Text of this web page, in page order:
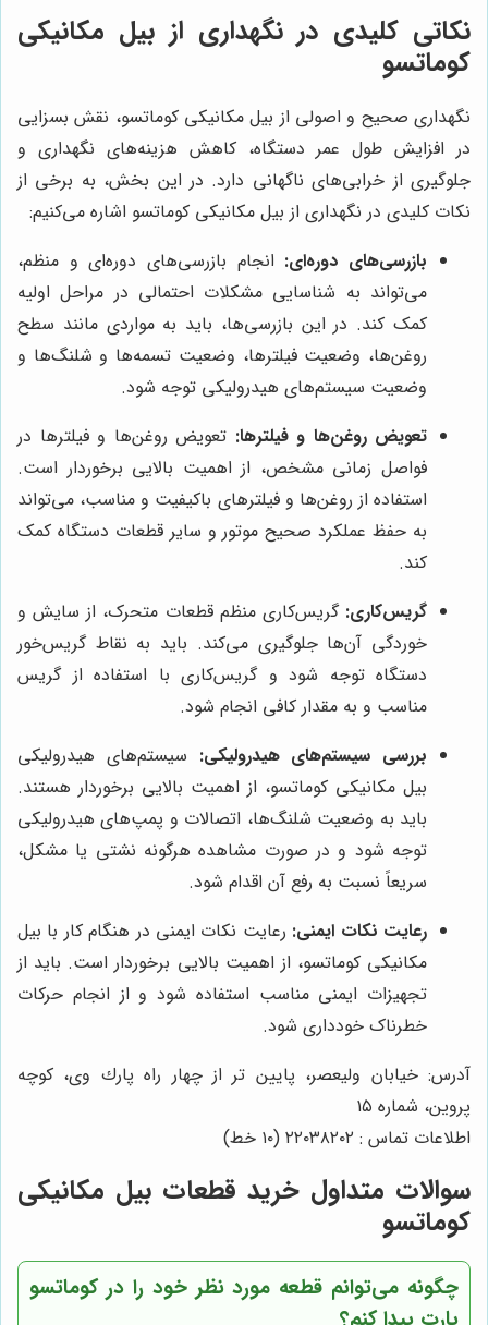
نکاتی کلیدی در نگهداری از بیل مکانیکی
کوماتسو
نگهداری صحیح و اصولی از بیل مکانیکی کوماتسو، نقش بسزایی
در افزایش طول عمر دستگاه، کاهش هزینه‌های نگهداری و
جلوگیری از خرابی‌های ناگهانی دارد. در این بخش، به برخی از
نکات کلیدی در نگهداری از بیل مکانیکی کوماتسو اشاره می‌کنیم:
بازرسی‌های دوره‌ای: انجام بازرسی‌های دوره‌ای و منظم،
می‌تواند به شناسایی مشکلات احتمالی در مراحل اولیه
کمک کند. در این بازرسی‌ها، باید به مواردی مانند سطح
روغن‌ها، وضعیت فیلترها، وضعیت تسمه‌ها و شلنگ‌ها و
وضعیت سیستم‌های هیدرولیکی توجه شود.
تعویض روغن‌ها و فیلترها: تعویض روغن‌ها و فیلترها در
فواصل زمانی مشخص، از اهمیت بالایی برخوردار است.
استفاده از روغن‌ها و فیلترهای باکیفیت و مناسب، می‌تواند
به حفظ عملکرد صحیح موتور و سایر قطعات دستگاه کمک
کند.
گریس‌کاری: گریس‌کاری منظم قطعات متحرک، از سایش و
خوردگی آن‌ها جلوگیری می‌کند. باید به نقاط گریس‌خور
دستگاه توجه شود و گریس‌کاری با استفاده از گریس
مناسب و به مقدار کافی انجام شود.
بررسی سیستم‌های هیدرولیکی: سیستم‌های هیدرولیکی
بیل مکانیکی کوماتسو، از اهمیت بالایی برخوردار هستند.
باید به وضعیت شلنگ‌ها، اتصالات و پمپ‌های هیدرولیکی
توجه شود و در صورت مشاهده هرگونه نشتی یا مشکل،
سریعاً نسبت به رفع آن اقدام شود.
رعایت نکات ایمنی: رعایت نکات ایمنی در هنگام کار با بیل
مکانیکی کوماتسو، از اهمیت بالایی برخوردار است. باید از
تجهیزات ایمنی مناسب استفاده شود و از انجام حرکات
خطرناک خودداری شود.
آدرس: خيابان وليعصر، پايين تر از چهار راه پارك وى، كوچه
پروين، شماره ١٥
اطلاعات تماس : ٢٢٠٣٨٢٠٢ (١٠ خط)
سوالات متداول خرید قطعات بیل مکانیکی
کوماتسو
چگونه می‌توانم قطعه مورد نظر خود را درکوماتسو